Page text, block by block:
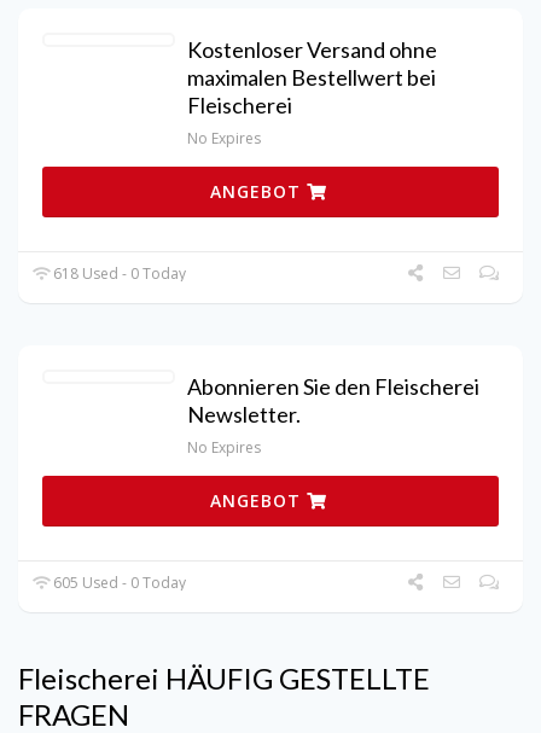
Kostenloser Versand ohne
maximalen Bestellwert bei
Fleischerei
No Expires
ANGEBOT
618 Used - 0 Today
Abonnieren Sie den Fleischerei
Newsletter.
No Expires
ANGEBOT
605 Used - 0 Today
Fleischerei HÄUFIG GESTELLTE
FRAGEN